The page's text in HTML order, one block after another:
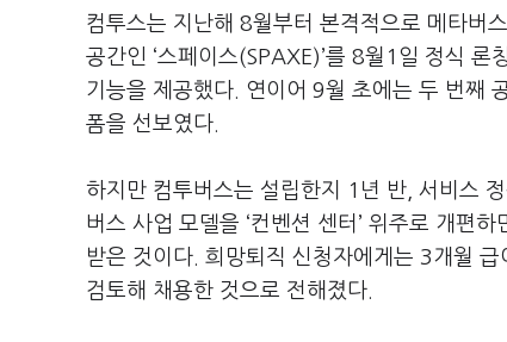
컴투스는 지난해 8월부터 본격적으로 메타버
공간인 ‘스페이스(SPAXE)’를 8월1일 정식
기능을 제공했다. 연이어 9월 초에는 두 번째
폼을 선보였다.
하지만 컴투버스는 설립한지 1년 반, 서비스
버스 사업 모델을 ‘컨벤션 센터’ 위주로 개편
받은 것이다. 희망퇴직 신청자에게는 3개월
검토해 채용한 것으로 전해졌다.